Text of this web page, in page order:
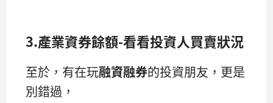
3.產業資券餘額-看看投資人買賣狀況
至於，有在玩融資融券的投資朋友，更是
別錯過，